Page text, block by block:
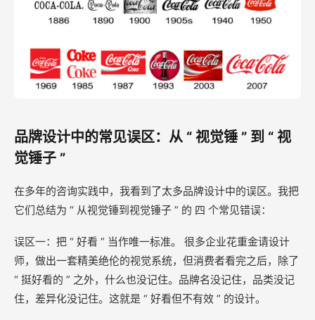
品牌设计中的常见误区：从 “ 视觉锤 ” 到 “ 视
觉锤子 ”
在多年的咨询实践中，我看到了太多品牌设计中的误区。我把
它们总结为 “ 从视觉锤到视觉锤子 ” 的 四 个常见错误：
误区一：把 “ 好看 ” 当作唯一标准。 很多企业花重金请设计
师，做出一套精美绝伦的视觉系统，但消费者看完之后，除了
“ 挺好看的 ” 之外，什么也没记住。品牌名没记住，品类没记
住，差异化没记住。这就是 “ 好看但不有效 ” 的设计。